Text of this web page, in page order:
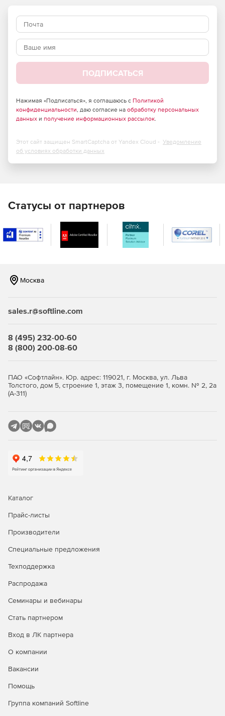
ПОДПИСАТЬСЯ
Нажимая «Подписаться», я соглашаюсь с Политикой
конфиденциальности, даю согласие на обработку персональных
данных и получение информационных рассылок.
Этот сайт защищен SmartCaptcha от Yandex Cloud - Уведомление
об условиях обработки данных
Статусы от партнеров
Москва
sales.r@softline.com
8 (495) 232-00-60
8 (800) 200-08-60
ПАО «Софтлайн». Юр. адрес: 119021, г. Москва, ул. Льва
Толстого, дом 5, строение 1, этаж 3, помещение 1, комн. № 2, 2а
(А-311)
Каталог
Прайс-листы
Производители
Специальные предложения
Техподдержка
Распродажа
Семинары и вебинары
Стать партнером
Вход в ЛК партнера
О компании
Вакансии
Помощь
Группа компаний Softline